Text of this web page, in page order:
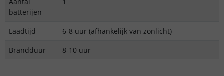
batterijen
Laadtijd
6-8 uur (afhankelijk van zonlicht)
Brandduur
8-10 uur